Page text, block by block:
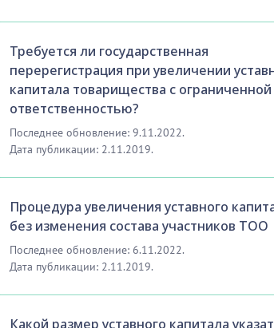
Требуется ли государственная
перерегистрация при увеличении
капитала товарищества с ограниченной
ответственностью?
Последнее обновление: 9.11.2022.
Дата публикации: 2.11.2019.
Процедура увеличения уставного
без изменения состава участников ТОО
Последнее обновление: 6.11.2022.
Дата публикации: 2.11.2019.
Какой размер уставного капитала